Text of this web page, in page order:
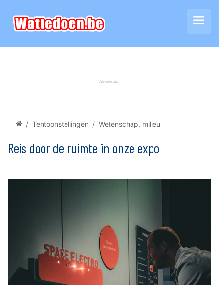
Tentoonstellingen Wetenschap, milieu
Reis door de ruimte in onze expo